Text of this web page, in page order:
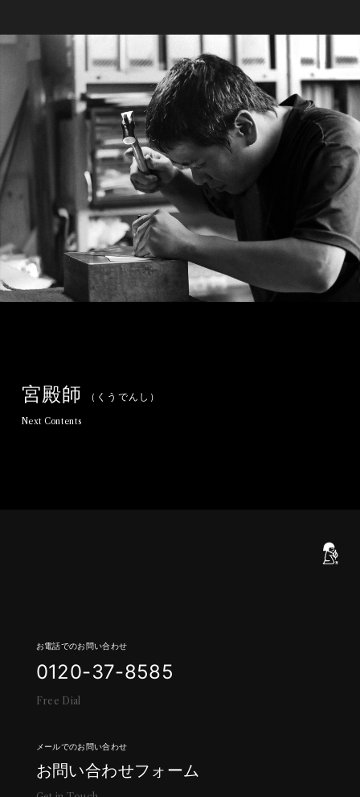
宮殿師 （ く う で ん し ）
Next Contents
お電話でのお問い合わせ
0120-37-8585
Fre e Dial
メールでのお問い合わせ
お問い合わせフ ォ ーム